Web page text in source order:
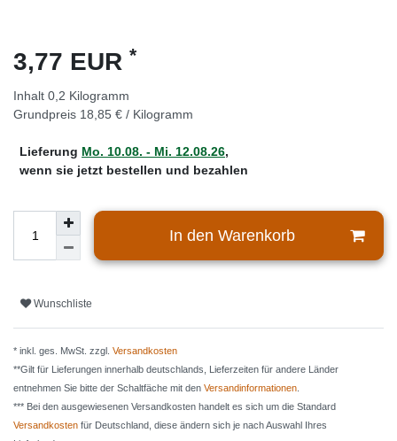
3,77 EUR *
Inhalt 0,2 Kilogramm
Grundpreis 18,85 € / Kilogramm
Lieferung Mo. 10.08. - Mi. 12.08.26,
wenn sie jetzt bestellen und bezahlen
In den Warenkorb
Wunschliste
* inkl. ges. MwSt. zzgl. Versandkosten
**Gilt für Lieferungen innerhalb deutschlands, Lieferzeiten für andere Länder
entnehmen Sie bitte der Schaltfäche mit den Versandinformationen
*** Bei den ausgewiesenen Versandkosten handelt es sich um die Standard
Versandkosten für Deutschland, diese ändern sich je nach Auswahl Ihres